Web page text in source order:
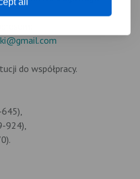
do współpracy.
924),